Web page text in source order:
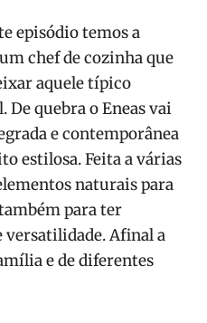
episódio temos a
chef de cozinha que
aquele típico
De quebra o Eneas vai
e contemporânea
estilosa. Feita a várias
naturais para
para ter
versatilidade. Afinal a
e de diferentes